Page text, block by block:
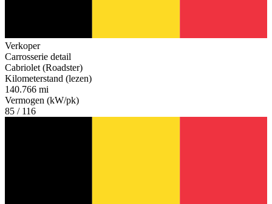
Verkoper
Carrosserie detail
Cabriolet (Roadster)
Kilometerstand (lezen)
140.766 mi
Vermogen (kW/pk)
85 / 116